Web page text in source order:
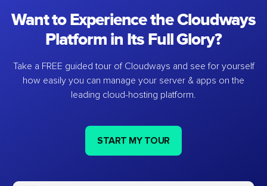
Want to Experience the Cloudways
Platform in Its Full Glory?
Take a FREE guided tour of Cloudways and see for yourself
how easily you can manage your server & apps on the
leading cloud-hosting platform.
START MY TOUR